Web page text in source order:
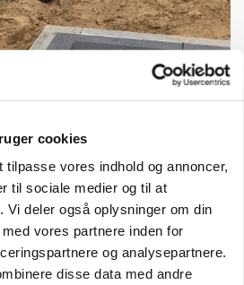
cookies
tilpasse vores indhold og annoncer,
til sociale medier og til at
Vi deler også oplysninger om din
vores partnere inden for
og analysepartnere.
disse data med andre
kan åbne nyt
Loading...